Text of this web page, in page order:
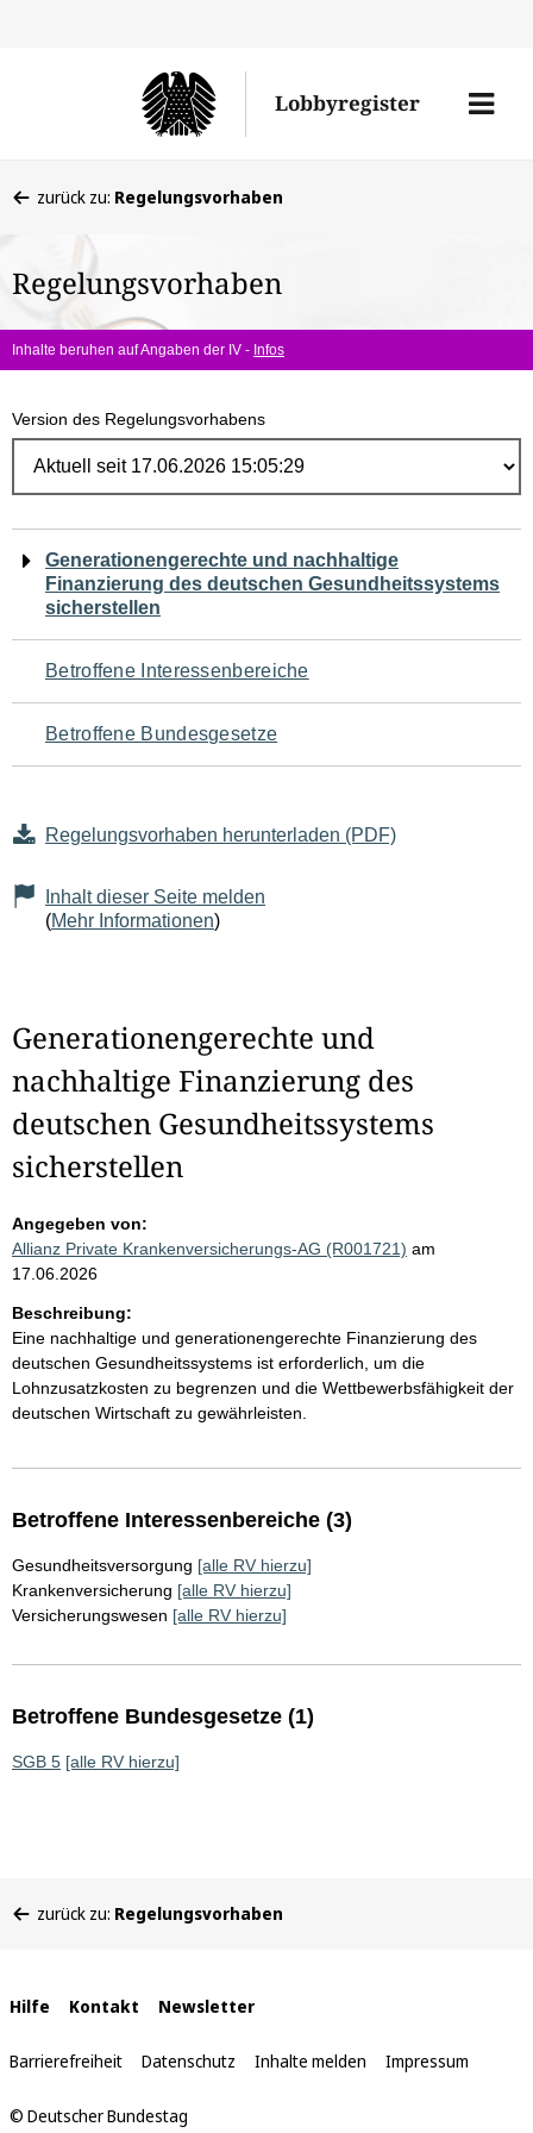
Lobbyregister
Menü
befinden
hier:
zurück zu: Regelungsvorhaben
Regelungsvorhaben
Inhalte beruhen auf Angaben der IV - Infos
Version des Regelungsvorhabens
Navigation
für
den
Seiteninhalt
Generationengerechte und nachhaltige
Finanzierung des deutschen Gesundheitssystems
sicherstellen
Betroffene Interessenbereiche
Betroffene Bundesgesetze
Regelungsvorhaben herunterladen (PDF)
Inhalt dieser Seite melden
(Mehr Informationen)
Generationengerechte und
nachhaltige Finanzierung des
deutschen Gesundheitssystems
sicherstellen
Angegeben von:
Allianz Private Krankenversicherungs-AG (R001721) am
17.06.2026
Beschreibung:
Eine nachhaltige und generationengerechte Finanzierung des
deutschen Gesundheitssystems ist erforderlich, um die
Lohnzusatzkosten zu begrenzen und die Wettbewerbsfähigkeit der
deutschen Wirtschaft zu gewährleisten.
Betroffene Interessenbereiche (3)
Gesundheitsversorgung [alle RV hierzu]
Krankenversicherung [alle RV hierzu]
Versicherungswesen [alle RV hierzu]
Betroffene Bundesgesetze (1)
SGB 5 [alle RV hierzu]
befinden
zurück zu: Regelungsvorhaben
Interne
Links
Hilfe Kontakt Newsletter
Barrierefreiheit Datenschutz Inhalte melden Impressum
© Deutscher Bundestag